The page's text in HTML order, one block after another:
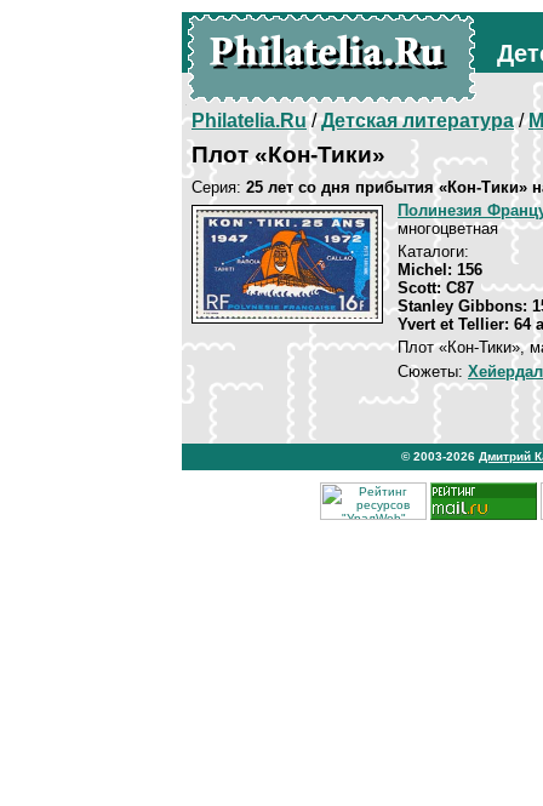
Philatelia.Ru/Детская литература/
Плот «Кон-Тики»
Серия: 25 лет со дня прибытия «Кон-Тики»
Полинезия
многоцветная
Каталоги:
Michel: 156
Scott: C87
Stanley Gibbons:
Yvert et Tellier: 64
Плот «Кон-Тики»,
Сюжеты:
© 2003-2026 Дмитрий